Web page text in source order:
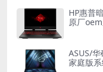
HP惠普
原厂
ASUS/
家庭版